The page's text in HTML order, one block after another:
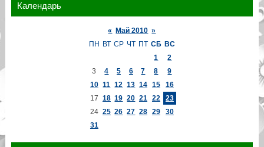
Календарь
« Май 2010 »
ПН ВТ СР ЧТ ПТ СБ ВС
1
2
3
4 5 6 7 8
9
10 11 12 13 14 15
16
17 18 19 20 21 22
23
24 25 26 27 28 29
30
31